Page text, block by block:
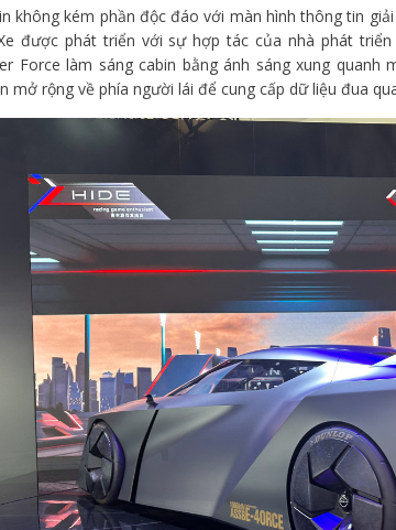
không kém phần độc đáo với màn hình thông tin
được phát triển với sự hợp tác của nhà phát triển
Force làm sáng cabin bằng ánh sáng xung
mở rộng về phía người lái để cung cấp dữ liệu đua